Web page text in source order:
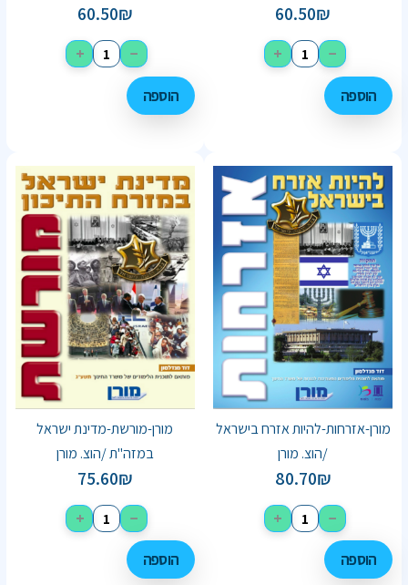
60.50₪
−
+
הוספה
60.50₪
−
+
הוספה
מורן-אזרחות-להיות אזרח בישראל
/הוצ. מורן
80.70₪
−
+
הוספה
מורן-מורשת-מדינת ישראל
במזה"ת /הוצ. מורן
75.60₪
−
+
הוספה